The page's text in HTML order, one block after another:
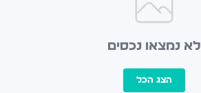
לא נמצאו נכסים
הצג הכל